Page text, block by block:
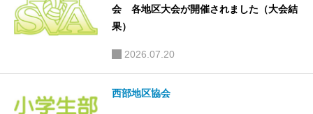
会 各地区大会が開催されました（大会結
果）
2026.07.20
西部地区協会